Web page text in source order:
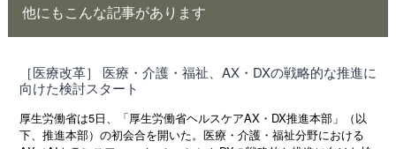
他にもこんな記事があります
［医療改革］ 医療・介護・福祉、AX・DXの戦略的な推進に
向けた検討スタート
厚生労働省は5日、「厚生労働省ヘルスケアAX・DX推進本部」（以
下、推進本部）の初会合を開いた。医療・介護・福祉分野における